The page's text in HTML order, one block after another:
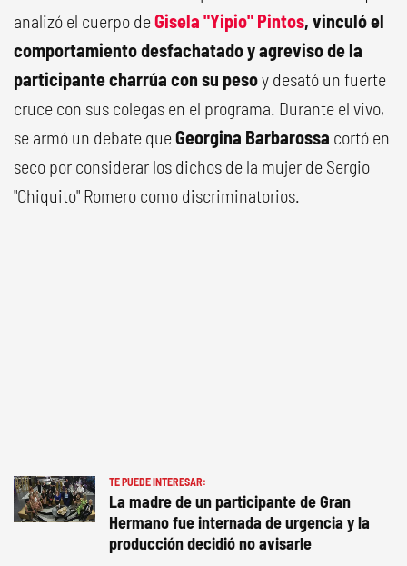
analizó el cuerpo deGisela "Yipio" Pintos, vinculó el
comportamiento desfachatado y agreviso de la
participante charrúa con su pesoy desató un fuerte
cruce con sus colegas en el programa. Durante el vivo,
se armó un debate queGeorgina Barbarossa cortó en
seco por considerar los dichos de la mujer de Sergio
"Chiquito" Romero como discriminatorios.
TE PUEDE INTERESAR:
La madre de un participante de Gran
Hermano fue internada de urgencia y la
producción decidió no avisarle